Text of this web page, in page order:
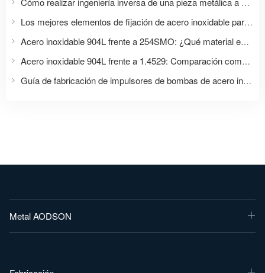
Los mejores elementos de fijación de acero inoxidable para agua de mar: Guía completa de selección de materiales para aplicaciones marinas y en alta mar.
Acero inoxidable 904L frente a 254SMO: ¿Qué material es mejor para elementos de fijación y aplicaciones con corrosión severa?
Acero inoxidable 904L frente a 1.4529: Comparación completa para elementos de fijación y aplicaciones industriales.
Guía de fabricación de impulsores de bombas de acero inoxidable
Metal AODSON